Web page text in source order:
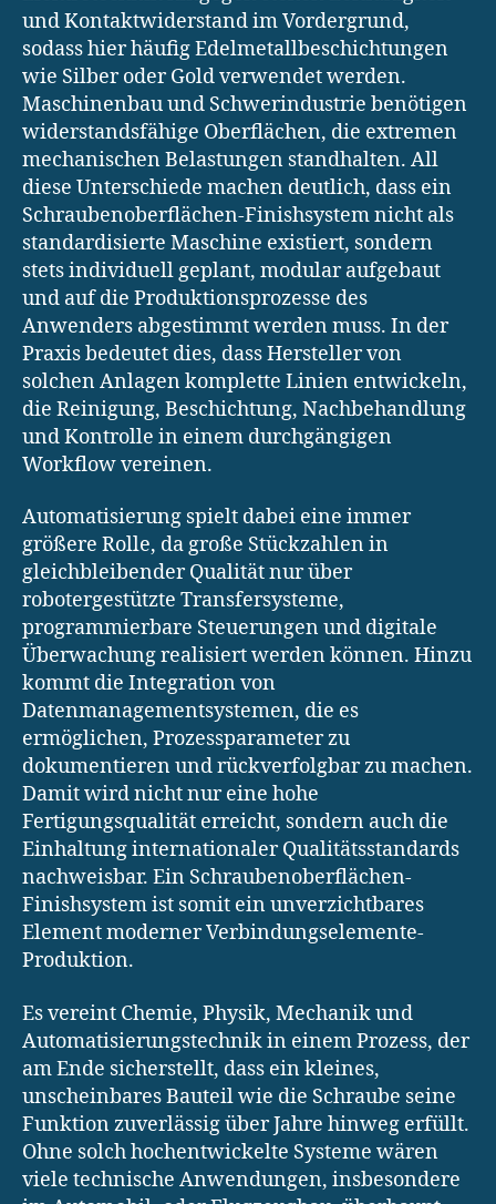
und Kontaktwiderstand im Vordergrund,
sodass hier häufig Edelmetallbeschichtungen
wie Silber oder Gold verwendet werden.
Maschinenbau und Schwerindustrie benötigen
widerstandsfähige Oberflächen, die extremen
mechanischen Belastungen standhalten. All
diese Unterschiede machen deutlich, dass ein
Schraubenoberflächen-Finishsystem nicht als
standardisierte Maschine existiert, sondern
stets individuell geplant, modular aufgebaut
und auf die Produktionsprozesse des
Anwenders abgestimmt werden muss. In der
Praxis bedeutet dies, dass Hersteller von
solchen Anlagen komplette Linien entwickeln,
die Reinigung, Beschichtung, Nachbehandlung
und Kontrolle in einem durchgängigen
Workflow vereinen.
Automatisierung spielt dabei eine immer
größere Rolle, da große Stückzahlen in
gleichbleibender Qualität nur über
robotergestützte Transfersysteme,
programmierbare Steuerungen und digitale
Überwachung realisiert werden können. Hinzu
kommt die Integration von
Datenmanagementsystemen, die es
ermöglichen, Prozessparameter zu
dokumentieren und rückverfolgbar zu machen.
Damit wird nicht nur eine hohe
Fertigungsqualität erreicht, sondern auch die
Einhaltung internationaler Qualitätsstandards
nachweisbar. Ein Schraubenoberflächen-
Finishsystem ist somit ein unverzichtbares
Element moderner Verbindungselemente-
Produktion.
Es vereint Chemie, Physik, Mechanik und
Automatisierungstechnik in einem Prozess, der
am Ende sicherstellt, dass ein kleines,
unscheinbares Bauteil wie die Schraube seine
Funktion zuverlässig über Jahre hinweg erfüllt.
Ohne solch hochentwickelte Systeme wären
viele technische Anwendungen, insbesondere